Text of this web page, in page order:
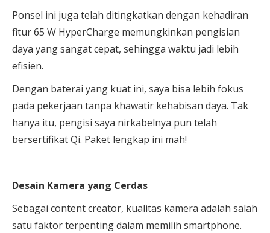
Ponsel ini juga telah ditingkatkan dengan kehadiran
fitur 65 W HyperCharge memungkinkan pengisian
daya yang sangat cepat, sehingga waktu jadi lebih
efisien.
Dengan baterai yang kuat ini, saya bisa lebih fokus
pada pekerjaan tanpa khawatir kehabisan daya. Tak
hanya itu, pengisi saya nirkabelnya pun telah
bersertifikat Qi. Paket lengkap ini mah!
Desain Kamera yang Cerdas
Sebagai content creator, kualitas kamera adalah salah
satu faktor terpenting dalam memilih smartphone.